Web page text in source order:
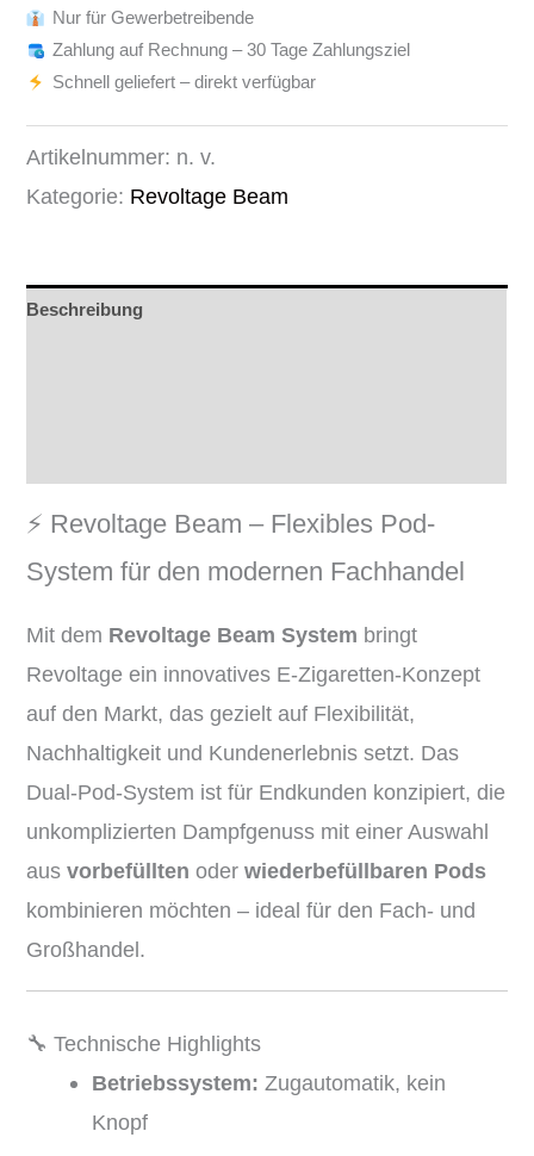
Nur für Gewerbetreibende
Zahlung auf Rechnung – 30 Tage Zahlungsziel
Schnell geliefert – direkt verfügbar
Artikelnummer: n. v.
Kategorie: Revoltage Beam
Beschreibung
⚡️ Revoltage Beam – Flexibles Pod-
System für den modernen Fachhandel
Mit dem Revoltage Beam System bringt
Revoltage ein innovatives E-Zigaretten-Konzept
auf den Markt, das gezielt auf Flexibilität,
Nachhaltigkeit und Kundenerlebnis setzt. Das
Dual-Pod-System ist für Endkunden konzipiert, die
unkomplizierten Dampfgenuss mit einer Auswahl
ausvorbefüllten oderwiederbefüllbaren Pods
kombinieren möchten – ideal für den Fach- und
Großhandel.
🔧 Technische Highlights
Betriebssystem: Zugautomatik, kein
Knopf